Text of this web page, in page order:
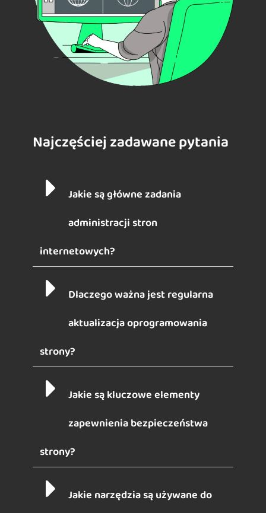
Najczęściej zadawane pytania
Jakie są główne zadania
administracji stron
internetowych?
Dlaczego ważna jest regularna
aktualizacja oprogramowania
strony?
Jakie są kluczowe elementy
zapewnienia bezpieczeństwa
strony?
Jakie narzędzia są używane do